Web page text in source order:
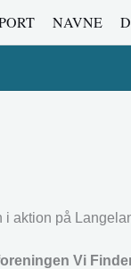
NAVNE
aktion på
Vi